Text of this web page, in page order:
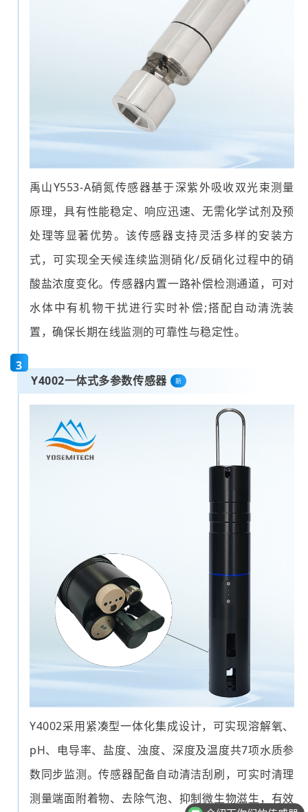
禹山Y553-A硝氮传感器基于深紫外吸收双光束测量
原理，具有性能稳定、响应迅速、无需化学试剂及预
处理等显著优势。该传感器支持灵活多样的安装方
式，可实现全天候连续监测硝化/反硝化过程中的硝
酸盐浓度变化。传感器内置一路补偿检测通道，可对
水体中有机物干扰进行实时补偿;搭配自动清洗装
置，确保长期在线监测的可靠性与稳定性。
3
Y4002一体式多参数传感器 新
Y4002采用紧凑型一体化集成设计，可实现溶解氧、
pH、电导率、盐度、浊度、深度及温度共7项水质参
数同步监测。传感器配备自动清洁刮刷，可实时清理
测量端面附着物、去除气泡、抑制微生物滋生，有效